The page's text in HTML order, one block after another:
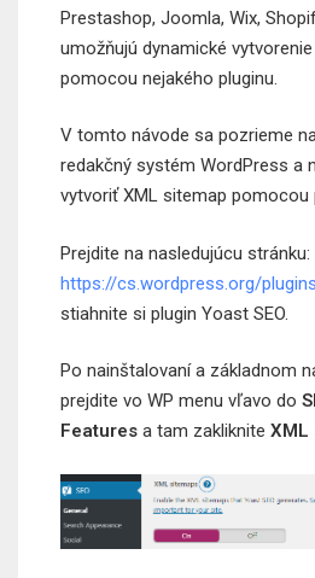
Prestashop, Joomla, Wix,
umožňujú dynamické
pomocou nejakého pluginu.
V tomto návode sa pozrieme
redakčný systém WordPress a
vytvoriť XML sitemap pomocou
Prejdite na nasledujúcu stránku:
https://cs.wordpress.org/
stiahnite si plugin Yoast SEO.
Po nainštalovaní a základnom
prejdite vo WP menu vľavo do
Features a tam zakliknite XML